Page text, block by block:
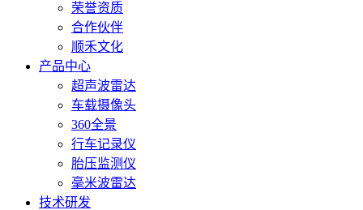
荣誉资质
合作伙伴
顺禾文化
产品中心
超声波雷达
车载摄像头
360全景
行车记录仪
胎压监测仪
毫米波雷达
技术研发